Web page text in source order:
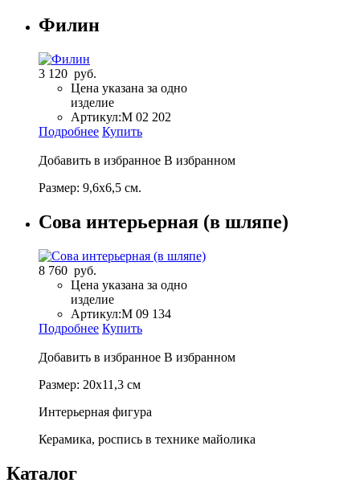
Филин
3 120 руб.
Цена указана за одно
изделие
Артикул:M 02 202
Подробнее Купить
Добавить в избранное В избранном
Размер: 9,6х6,5 см.
Сова интерьерная (в шляпе)
8 760 руб.
Цена указана за одно
изделие
Артикул:M 09 134
Подробнее Купить
Добавить в избранное В избранном
Размер: 20х11,3 см
Интерьерная фигура
Керамика, роспись в технике майолика
Каталог